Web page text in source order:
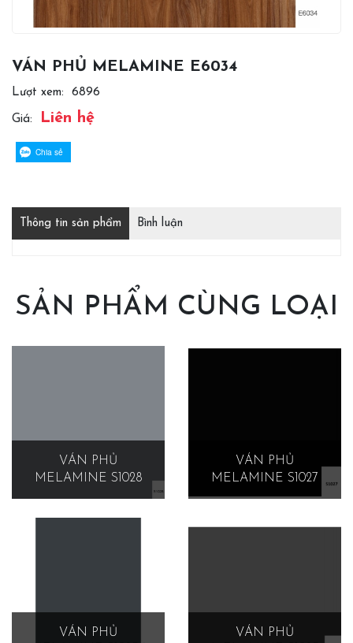
VÁN PHỦ MELAMINE E6034
Lượt xem: 6896
Giá: Liên hệ
Chia sẻ
Thông tin sản phẩm Bình luận
SẢN PHẨM CÙNG LOẠI
VÁN PHỦ
MELAMINE S1028
VÁN PHỦ
MELAMINE S1027
VÁN PHỦ
VÁN PHỦ